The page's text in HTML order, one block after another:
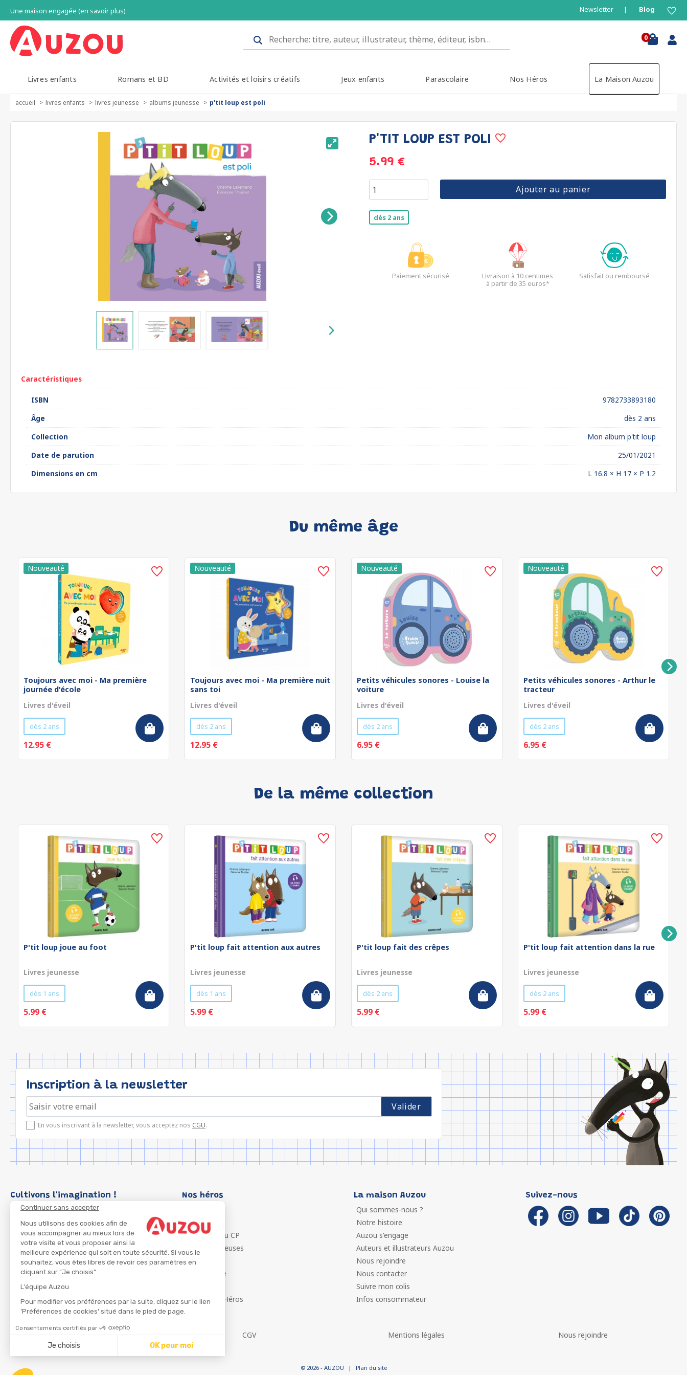
Continuer sans accepter
Nous utilisons des cookies afin de
vous accompagner au mieux lors de
votre visite et vous proposer ainsi la
meilleure expérience qui soit en toute sécurité. Si vous le
souhaitez, vous êtes libres de revoir ces paramètres en
cliquant sur "Je choisis"
L'équipe Auzou
Pour modifier vos préférences par la suite, cliquez sur le lien
'Préférences de cookies' situé dans le pied de page.
Consentements certifiés par
Je choisis OK pour moi
Une maison engagée (en savoir plus) Newsletter Blog
0
Livres enfants Romans et BD Activités et loisirs créatifs Jeux enfants Parascolaire Nos Héros La Maison Auzou
accueil livres enfants livres jeunesse albums jeunesse p'tit loup est poli
P'TIT LOUP EST POLI
5.99 €
Ajouter au panier
dès 2 ans
Paiement sécurisé
Livraison à 10 centimes
à partir de 35 euros*
Satisfait ou remboursé
Caractéristiques
ISBN
9782733893180
Âge
dès 2 ans
Collection
Mon album p'tit loup
Date de parution
25/01/2021
Dimensions en cm
L 16.8 × H 17 × P 1.2
Du même âge
Toujours avec moi - Ma première
journée d'école
Livres d'éveil
dès 2 ans
12.95 €
Toujours avec moi - Ma première nuit
sans toi
Livres d'éveil
dès 2 ans
12.95 €
Petits véhicules sonores - Louise la
voiture
Livres d'éveil
dès 2 ans
6.95 €
Petits véhicules sonores - Arthur le
tracteur
Livres d'éveil
dès 2 ans
6.95 €
De la même collection
P'tit loup joue au foot
Livres jeunesse
dès 1 ans
5.99 €
P'tit loup fait attention aux autres
Livres jeunesse
dès 1 ans
5.99 €
P'tit loup fait des crêpes
Livres jeunesse
dès 2 ans
5.99 €
P'tit loup fait attention dans la rue
Livres jeunesse
dès 2 ans
5.99 €
Inscription à la newsletter
En vous inscrivant à la newsletter, vous acceptez nos CGU.
Cultivons l'imagination ! Nos héros
P'tit Loup
Les Héros du CP
Les Influenceuses
Migali
Petite Taupe
Ma Boîte à Héros
La maison Auzou
Qui sommes-nous ?
Notre histoire
Auzou s'engage
Auteurs et illustrateurs Auzou
Nous rejoindre
Nous contacter
Suivre mon colis
Infos consommateur
Suivez-nous
CGV Mentions légales Nous rejoindre
© 2026 - AUZOU | Plan du site